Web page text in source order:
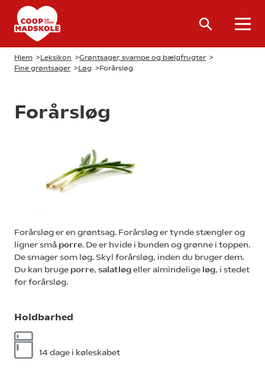
Hjem >Leksikon >Grøntsager, svampe og bælgfrugter >
Fine grøntsager >Løg >Forårsløg
Forårsløg
Forårsløg er en grøntsag. Forårsløg er tynde stængler og
ligner små porre. De er hvide i bunden og grønne i toppen.
De smager som løg. Skyl forårsløg, inden du bruger dem.
Du kan bruge porre, salatløgeller almindelige løg, i stedet
for forårsløg.
Holdbarhed
14 dage i køleskabet